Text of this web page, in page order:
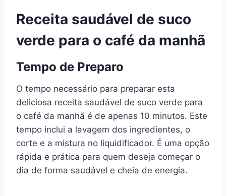
Receita saudável de suco
verde para o café da manhã
Tempo de Preparo
O tempo necessário para preparar esta
deliciosa receita saudável de suco verde para
o café da manhã é de apenas 10 minutos. Este
tempo inclui a lavagem dos ingredientes, o
corte e a mistura no liquidificador. É uma opção
rápida e prática para quem deseja começar o
dia de forma saudável e cheia de energia.